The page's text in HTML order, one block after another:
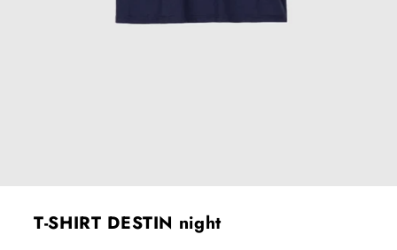
T-SHIRT DESTIN night